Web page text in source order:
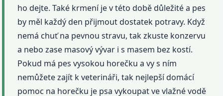
ho dejte. Také krmení je v této době důležité a pes
by měl každý den přijmout dostatek potravy. Když
nemá chuť na pevnou stravu, tak zkuste konzervu
a nebo zase masový vývar i s masem bez kostí.
Pokud má pes vysokou horečku a vy s ním
nemůžete zajít k veterináři, tak nejlepší domácí
pomoc na horečku je psa vykoupat ve vlažné vodě